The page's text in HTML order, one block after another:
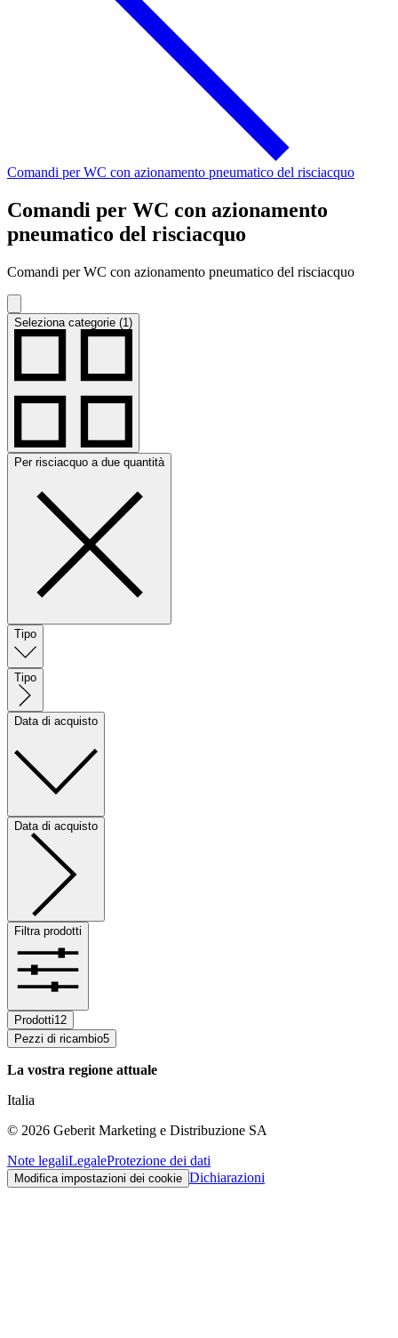
Comandi per WC con azionamento pneumatico del risciacquo
Comandi per WC con azionamento
pneumatico del risciacquo
Comandi per WC con azionamento pneumatico del risciacquo
Seleziona categorie (1)
Per risciacquo a due quantità
Tipo
Tipo
Data di acquisto
Data di acquisto
Filtra prodotti
Prodotti12
Pezzi di ricambio5
La vostra regione attuale
Italia
© 2026 Geberit Marketing e Distribuzione SA
Note legaliLegaleProtezione dei dati
Modifica impostazioni dei cookie Dichiarazioni